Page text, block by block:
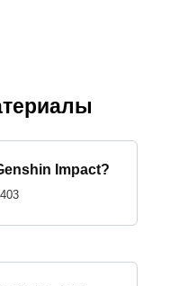
Impact?
403